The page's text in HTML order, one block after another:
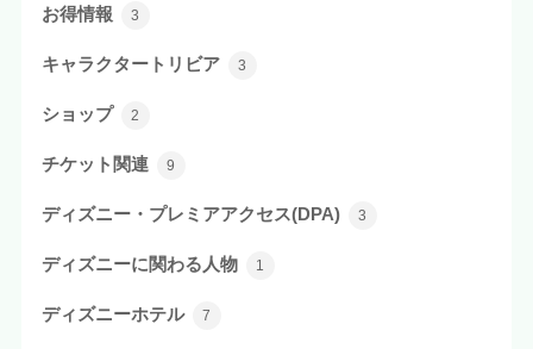
お得情報 3
キャラクタートリビア 3
ショップ 2
チケット関連 9
ディズニー・プレミアアクセス(DPA) 3
ディズニーに関わる人物 1
ディズニーホテル 7